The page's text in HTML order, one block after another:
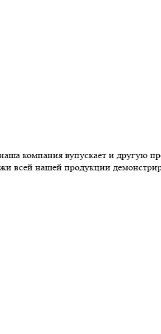
компания вупускает и другую
всей нашей продукции